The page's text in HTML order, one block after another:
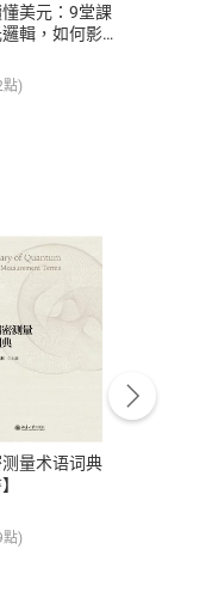
、
日休息)
美元：9堂課
輯，如何影響
每個人的投資
】
點)
量术语词典
點)